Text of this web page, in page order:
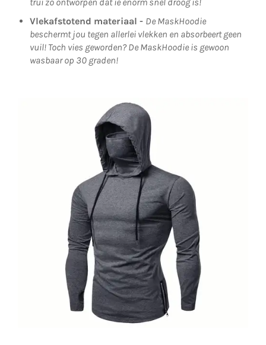
trui zo ontworpen dat ie enorm snel droog is!
Vlekafstotend materiaal - De MaskHoodie
beschermt jou tegen allerlei vlekken en absorbeert geen
vuil! Toch vies geworden? De MaskHoodie is gewoon
wasbaar op 30 graden!